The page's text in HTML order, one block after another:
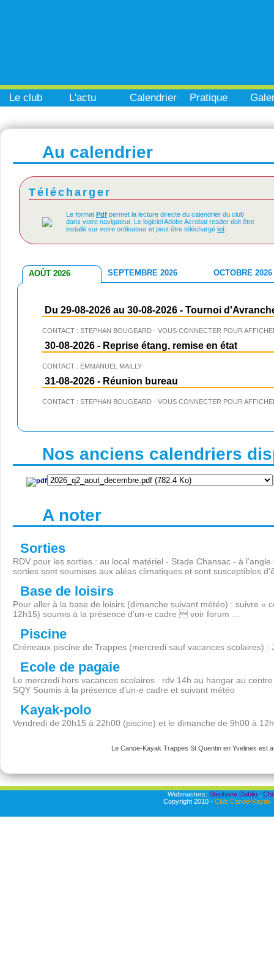
Le club L'actu Calendrier Pratique
Au calendrier
Télécharger
Le format Pdf permet la lecture directe du calendrier du club
dans votre navigateur. Le logiciel Adobe Acrobat reader doit être
installé sur votre ordinateur et peut être téléchargé ici
AOÛT 2026 SEPTEMBRE 2026 OCTOBRE 2026
Du 29-08-2026 au 30-08-2026 - Tournoi
CONTACT : STEPHAN BOUGEARD - VOUS CONNECTER POUR
30-08-2026 - Reprise étang, remise en état
CONTACT : EMMANUEL MAILLY
31-08-2026 - Réunion bureau
CONTACT : STEPHAN BOUGEARD - VOUS CONNECTER POUR
Nos anciens calendriers
A noter
Sorties
RDV pour les sorties : au local matériel - Stade Chansac - à
sorties sont soumises aux aléas climatiques et sont susceptibles
Base de loisirs
Pour aller à la base de loisirs (dimanche suivant météo) : suivre
12h15) soumis à la présence d’un-e cadre  voir forum …
Piscine
Créneaux piscine de Trappes (mercredi sauf vacances scolaires)
Ecole de pagaie
Le mercredi hors vacances scolaires : rdv 14h au hangar au
SQY Soumis à la présence d’un·e cadre et suivant météo
Kayak-polo
Vendredi de 20h15 à 22h00 (piscine) et le dimanche de 9h00 à
Le Canoë-Kayak Trappes St Quentin en Yvelines est
Webmasters: Stéphane Dablin,
Copyright 2010 - Club Canoë-Kayak